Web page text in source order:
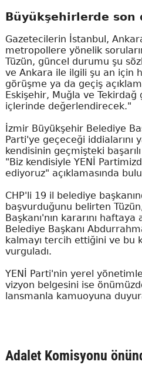
Büyükşehirlerde son
Gazetecilerin İstanbul,
metropollere yönelik
Tüzün, güncel durumu şu
ve Ankara ile ilgili şu an için
görüşme ya da geçiş
Eskişehir, Muğla ve
içlerinde değerlendirecek."
İzmir Büyükşehir Belediye
Parti'ye geçeceği iddialarını
kendisinin geçmişteki
"Biz kendisiyle YENİ
ediyoruz" açıklamasında
CHP'li 19 il belediye
başvurduğunu belirten
Başkanı'nın kararını haftaya
Belediye Başkanı
kalmayı tercih ettiğini ve bu
vurguladı.
YENİ Parti'nin yerel
vizyon belgesini ise
lansmanla kamuoyuna
Adalet Komisyonu